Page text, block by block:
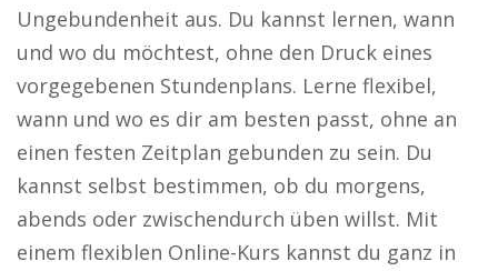
Ungebundenheit aus. Du kannst lernen, wann
und wo du möchtest, ohne den Druck eines
vorgegebenen Stundenplans. Lerne flexibel,
wann und wo es dir am besten passt, ohne an
einen festen Zeitplan gebunden zu sein. Du
kannst selbst bestimmen, ob du morgens,
abends oder zwischendurch üben willst. Mit
einem flexiblen Online-Kurs kannst du ganz in